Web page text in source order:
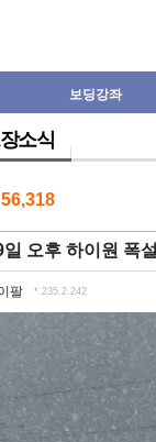
보딩강좌
소식
56,318
오후 하이원 폭설
팔 *.235.2.242